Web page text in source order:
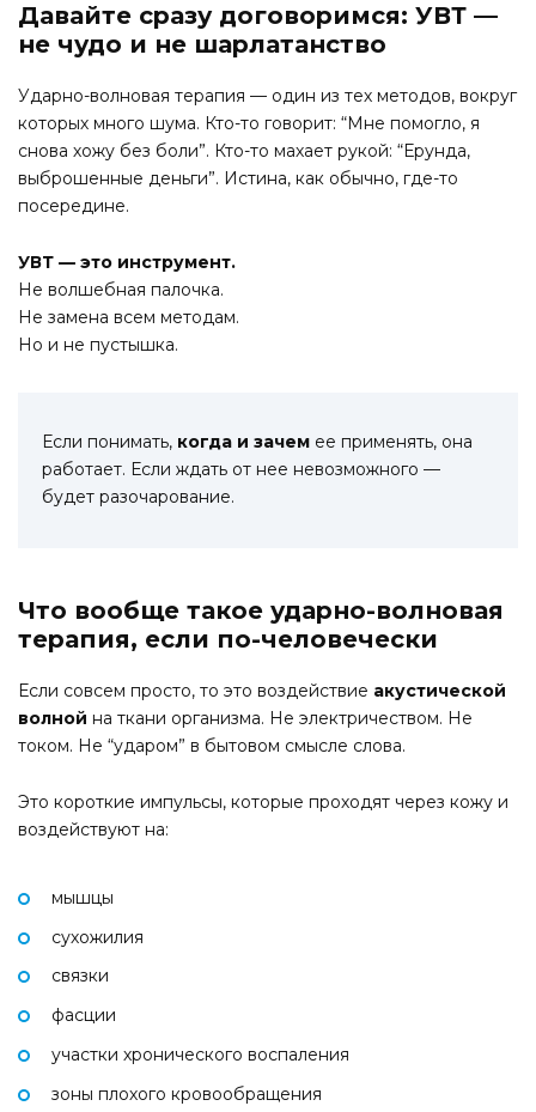
Давайте сразу договоримся: УВТ —
не чудо и не шарлатанство
Ударно-волновая терапия — один из тех методов, вокруг
которых много шума. Кто-то говорит: “Мне помогло, я
снова хожу без боли”. Кто-то махает рукой: “Ерунда,
выброшенные деньги”. Истина, как обычно, где-то
посередине.
УВТ — это инструмент.
Не волшебная палочка.
Не замена всем методам.
Но и не пустышка.
Если понимать, когда и зачем ее применять, она
работает. Если ждать от нее невозможного —
будет разочарование.
Что вообще такое ударно-волновая
терапия, если по-человечески
Если совсем просто, то это воздействие акустической
волной на ткани организма. Не электричеством. Не
током. Не “ударом” в бытовом смысле слова.
Это короткие импульсы, которые проходят через кожу и
воздействуют на:
мышцы
сухожилия
связки
фасции
участки хронического воспаления
зоны плохого кровообращения